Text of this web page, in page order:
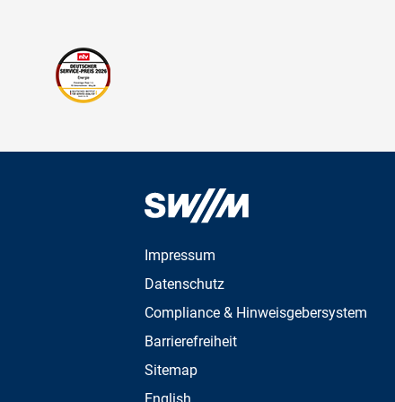
Impressum
Datenschutz
Compliance & Hinweisgebersystem
Barrierefreiheit
Sitemap